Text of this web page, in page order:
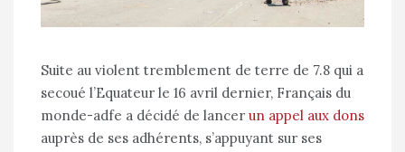
Suite au violent tremblement de terre de 7.8 qui a
secoué l’Equateur le 16 avril dernier, Français du
monde-adfe a décidé de lancer un appel aux dons
auprès de ses adhérents, s’appuyant sur ses